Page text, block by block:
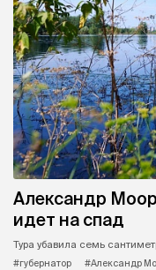
Александр
идет на спад
Тура убавила семь
#губернатор
#Александр